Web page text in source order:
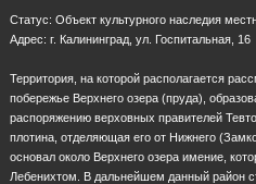
Статус: Объект культурного наследия
Адрес: г. Калининград, ул. Госпитальная, 16
Территория, на которой располагается
побережье Верхнего озера (пруда),
распоряжению верховных правителей
плотина, отделяющая его от Нижнего
основал около Верхнего озера имение,
Лебенихтом. В дальнейшем данный район